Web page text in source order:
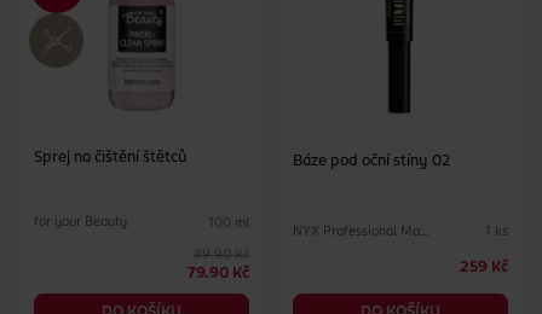
Sprej na čištění štětců
for your Beauty 100 ml
89.90 Kč
79.90 Kč
Báze pod oční stíny 02
NYX Professional Makeup 1 ks
259 Kč